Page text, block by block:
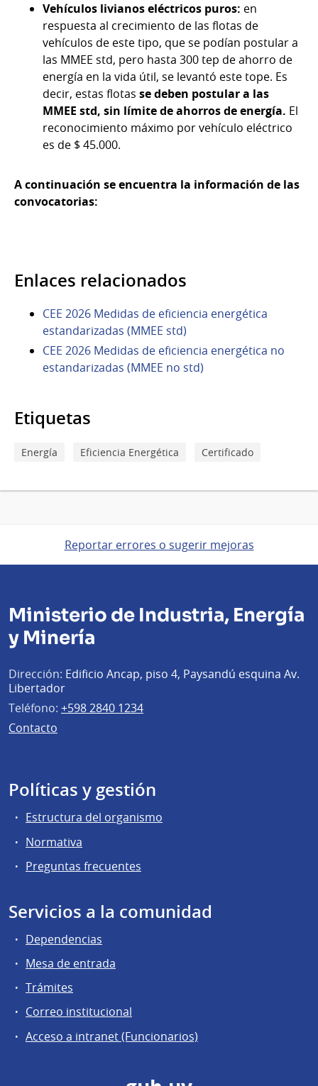
Vehículos livianos eléctricos puros: en
respuesta al crecimiento de las flotas de
vehículos de este tipo, que se podían postular a
las MMEE std, pero hasta 300 tep de ahorro de
energía en la vida útil, se levantó este tope. Es
decir, estas flotas se deben postular a las
MMEE std, sin límite de ahorros de energía. El
reconocimiento máximo por vehículo eléctrico
es de $ 45.000.
A continuación se encuentra la información de las
convocatorias:
Enlaces relacionados
CEE 2026 Medidas de eficiencia energética
estandarizadas (MMEE std)
CEE 2026 Medidas de eficiencia energética no
estandarizadas (MMEE no std)
Etiquetas
Energía Eficiencia Energética Certificado
Reportar errores o sugerir mejoras
Ministerio de Industria, Energía
y Minería
Dirección: Edificio Ancap, piso 4, Paysandú esquina Av.
Libertador
Teléfono: +598 2840 1234
Contacto
Políticas y gestión
Estructura del organismo
Normativa
Preguntas frecuentes
Servicios a la comunidad
Dependencias
Mesa de entrada
Trámites
Correo institucional
Acceso a intranet (Funcionarios)